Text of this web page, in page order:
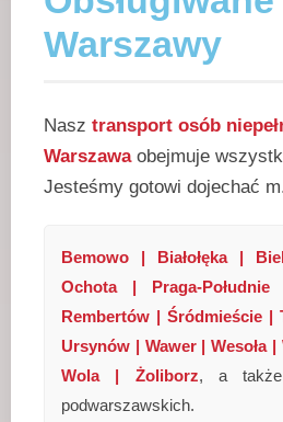
Warszawy
Nasz transport osób
Warszawaobejmuje
Jesteśmy gotowi dojechać
Bemowo | Białołęka |
Ochota | Praga-
Rembertów | Śródmieście |
Ursynów | Wawer | Wesoła |
Wola | Żoliborz, a także
podwarszawskich.